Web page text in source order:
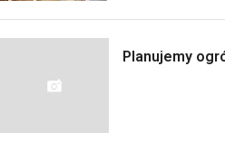
Planujemy